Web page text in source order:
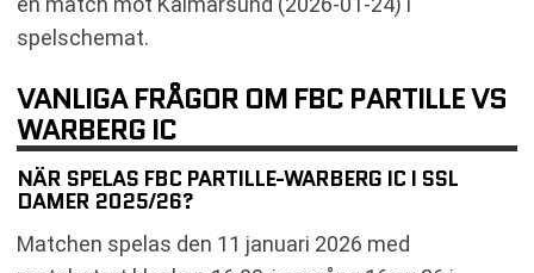
spelschemat.
VANLIGA FRÅGOR OM FBC PARTILLE VS
WARBERG IC
NÄR SPELAS FBC PARTILLE-WARBERG IC I SSL
DAMER 2025/26?
Matchen spelas den 11 januari 2026 med